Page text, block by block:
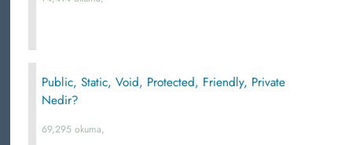
Public, Static, Void, Protected, Friendly, Private
Nedir?
69,295 okuma,